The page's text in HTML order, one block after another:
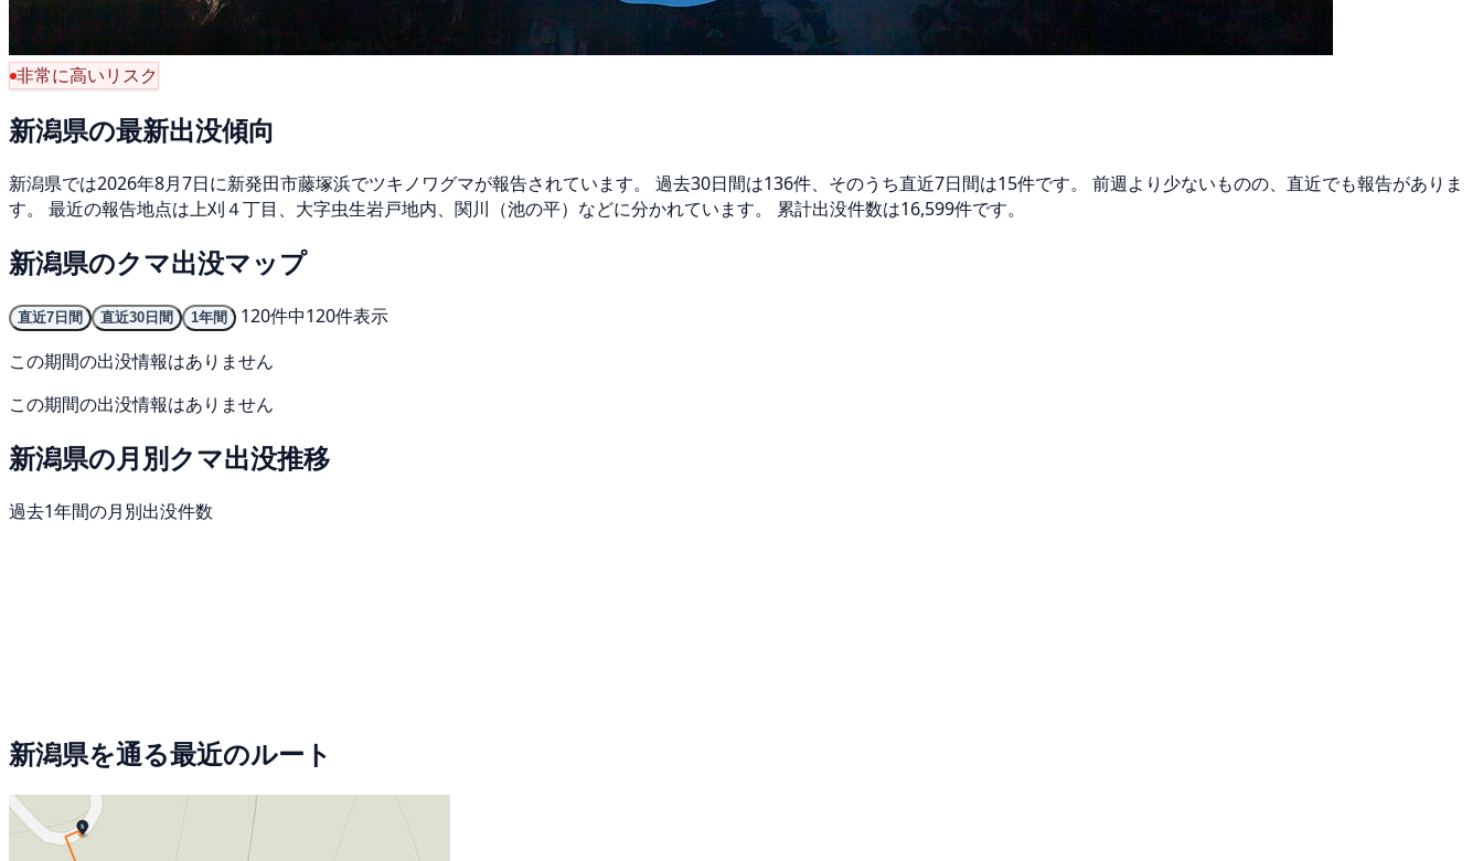
非常に高いリスク
新潟県の最新出没傾向
新潟県では2026年8月7日に新発田市藤塚浜でツキノワグマが報告されています。 過去30日間は136件、そのうち直近7日間は15件です。 前週より少ないものの、直近でも報告がありま
す。 最近の報告地点は上刈４丁目、大字虫生岩戸地内、関川（池の平）などに分かれています。 累計出没件数は16,599件です。
新潟県のクマ出没マップ
直近7日間 直近30日間 1年間
120件中120件表示
この期間の出没情報はありません
この期間の出没情報はありません
新潟県の月別クマ出没推移
過去1年間の月別出没件数
新潟県を通る最近のルート